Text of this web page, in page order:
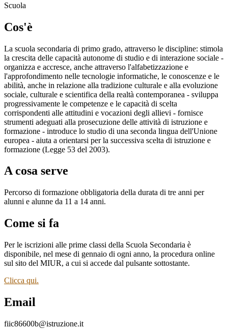
Scuola
Cos'è
La scuola secondaria di primo grado, attraverso le discipline: stimola
la crescita delle capacità autonome di studio e di interazione sociale -
organizza e accresce, anche attraverso l'alfabetizzazione e
l'approfondimento nelle tecnologie informatiche, le conoscenze e le
abilità, anche in relazione alla tradizione culturale e alla evoluzione
sociale, culturale e scientifica della realtà contemporanea - sviluppa
progressivamente le competenze e le capacità di scelta
corrispondenti alle attitudini e vocazioni degli allievi - fornisce
strumenti adeguati alla prosecuzione delle attività di istruzione e
formazione - introduce lo studio di una seconda lingua dell'Unione
europea - aiuta a orientarsi per la successiva scelta di istruzione e
formazione (Legge 53 del 2003).
A cosa serve
Percorso di formazione obbligatoria della durata di tre anni per
alunni e alunne da 11 a 14 anni.
Come si fa
Per le iscrizioni alle prime classi della Scuola Secondaria è
disponibile, nel mese di gennaio di ogni anno, la procedura online
sul sito del MIUR, a cui si accede dal pulsante sottostante.
Clicca qui.
Email
fiic86600b@istruzione.it